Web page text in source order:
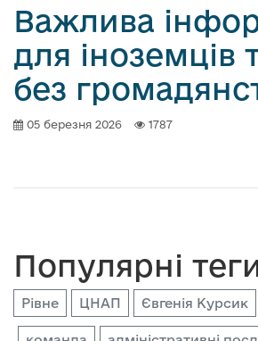
Важлива
для іноземців
без
05 березня 2026 1787
Популярні
Рівне ЦНАП Євгенія Курсик